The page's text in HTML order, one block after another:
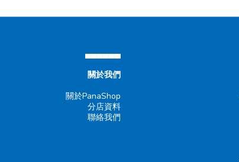
▄▄▄▄▄▄
關於我們
關於PanaShop
分店資料
聯絡我們